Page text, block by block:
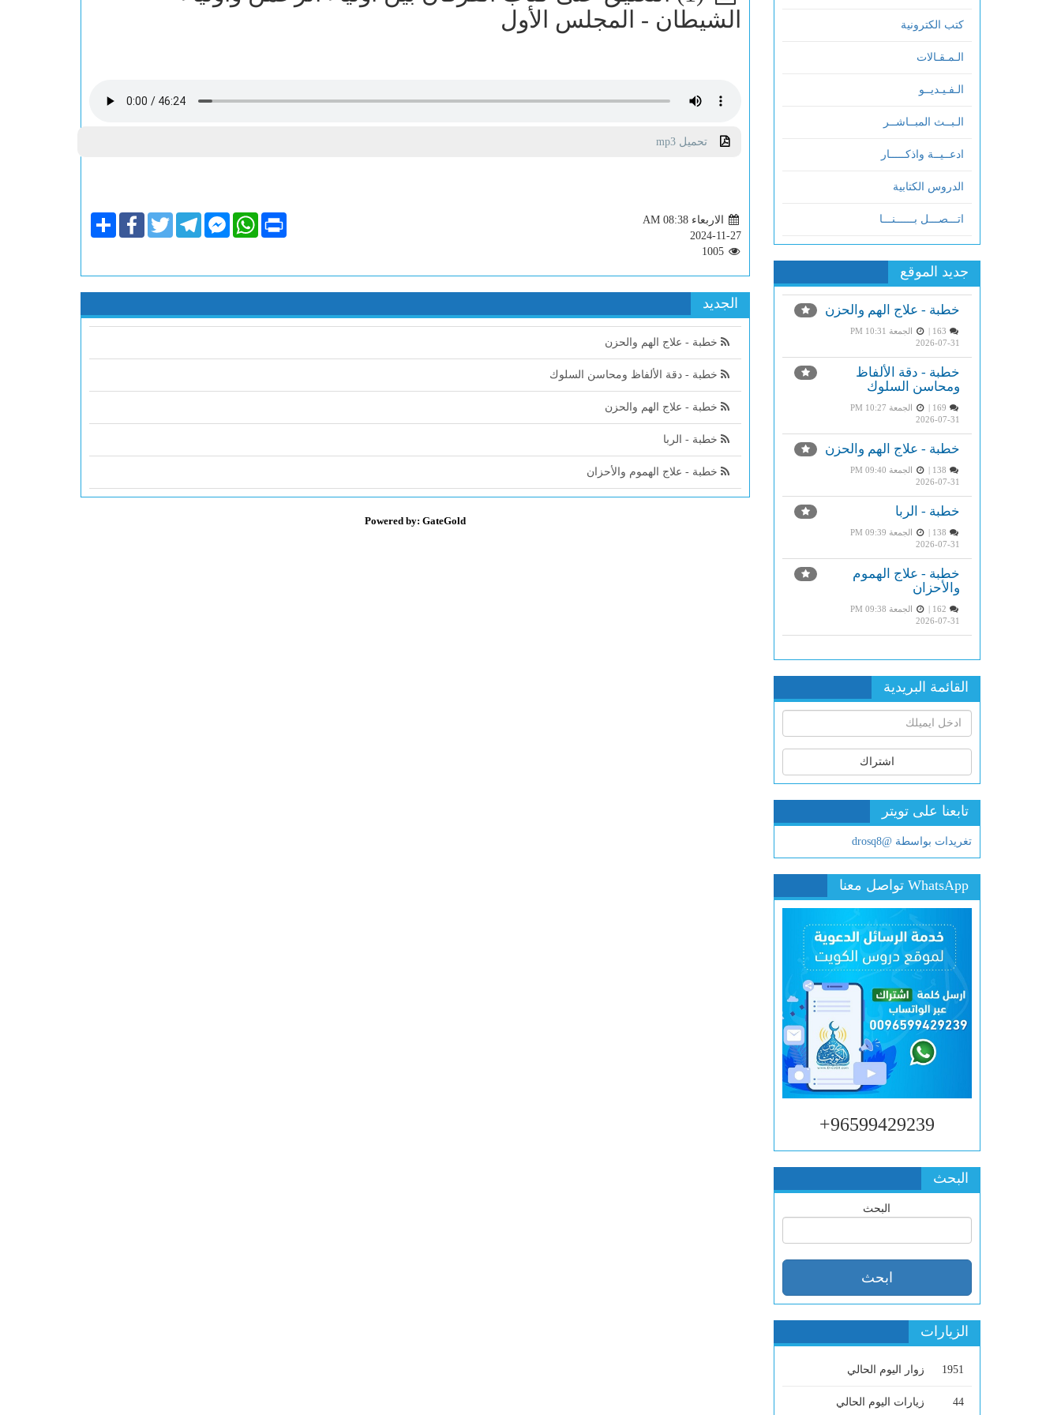
كتب الكترونية
الـمـقـالات
الـفـيـديــو
الـبــث المبــاشــر
ادعــيــة واذكـــــار
الدروس الكتابية
اتـــصـــل بــــــنـــا
جديد الموقع
خطبة - علاج الهم والحزن
الجمعة PM 10:31
2026-07-31
خطبة - دقة الألفاظ
ومحاسن السلوك
الجمعة PM 10:27
2026-07-31
خطبة - علاج الهم والحزن
الجمعة PM 09:40
2026-07-31
خطبة - الربا
الجمعة PM 09:39
2026-07-31
خطبة - علاج الهموم
والأحزان
الجمعة PM 09:38
2026-07-31
القائمة البريدية
اشتراك
تابعنا على تويتر
تغريدات بواسطة @drosq8
WhatsApp تواصل معنا
96599429239+
البحث
البحث
الزيارات
1951 زوار اليوم الحالي
44 زيارات اليوم الحالي
الشيطان - المجلس الأول
تحميل mp3
الاربعاء AM 08:38
2024-11-27
1005
ShareFacebookTwitterTelegramFacebook
Messenger
WhatsApp Print
الجديد
خطبة - علاج الهم والحزن
خطبة - دقة الألفاظ ومحاسن السلوك
خطبة - علاج الهم والحزن
خطبة - الربا
خطبة - علاج الهموم والأحزان
Powered by: GateGold